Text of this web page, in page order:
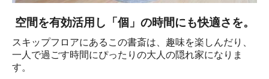
空間を有効活用し「個」の時間にも快適さを。
スキップフロアにあるこの書斎は、趣味を楽しんだり、
一人で過ごす時間にぴったりの大人の隠れ家になりま
す。